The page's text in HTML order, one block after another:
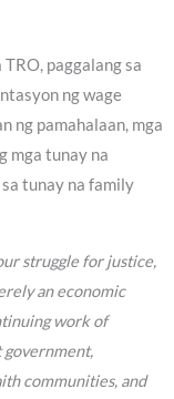
paggalang sa
ng wage
ng pamahalaan, mga
mga tunay na
tunay na family
struggle for justice,
an economic
work of
communities, and